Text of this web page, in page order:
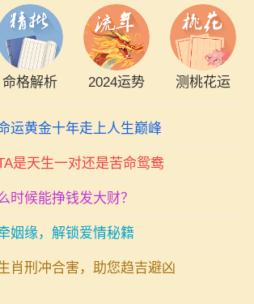
命格解析 2024运势 测桃花运
运黄金十年走上人生巅峰
是天生一对还是苦命鸳鸯
时候能挣钱发大财？
姻缘，解锁爱情秘籍
肖刑冲合害，助您趋吉避凶
命理学作为中国传统文化的一部分，